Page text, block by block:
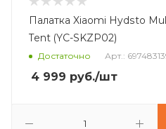
Палатка Xiaomi Hydsto
Tent (YC-SKZP02)
Достаточно Арт.:
4 999 руб./шт